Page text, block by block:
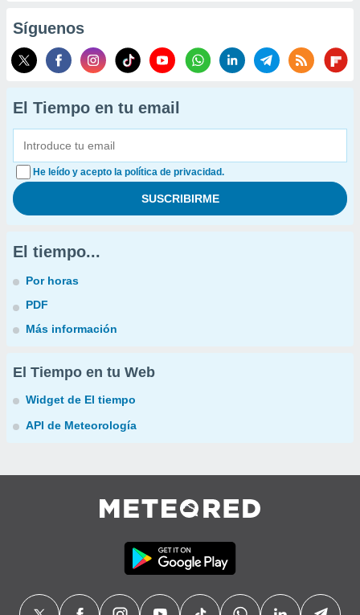
Síguenos
El Tiempo en tu email
He leído y acepto la política de privacidad.
El tiempo...
Por horas
PDF
Más información
El Tiempo en tu Web
Widget de El tiempo
API de Meteorología